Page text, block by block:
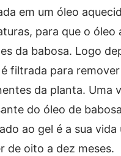
em um óleo
para que o óleo
da babosa. Logo
filtrada para
da planta. Uma
do óleo de
ao gel é a sua vida
de oito a dez meses.